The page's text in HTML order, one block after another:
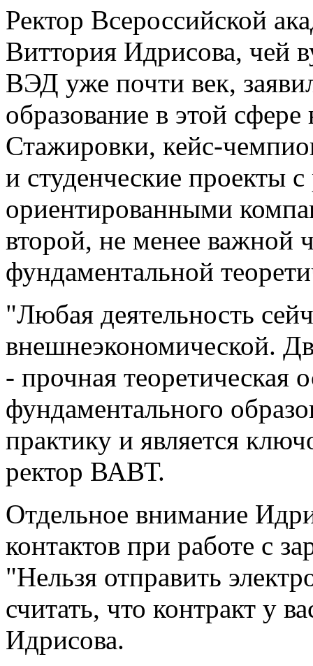
Ректор Всероссийской
Виттория Идрисова, чей
ВЭД уже почти век,
образование в этой
Стажировки, кейс-
и студенческие проекты
ориентированными
второй, не менее важной
фундаментальной
"Любая деятельность
внешнеэкономической.
- прочная теоретическая
фундаментального
практику и является
ректор ВАВТ.
Отдельное внимание
контактов при работе с
"Нельзя отправить
считать, что контракт у
Идрисова.